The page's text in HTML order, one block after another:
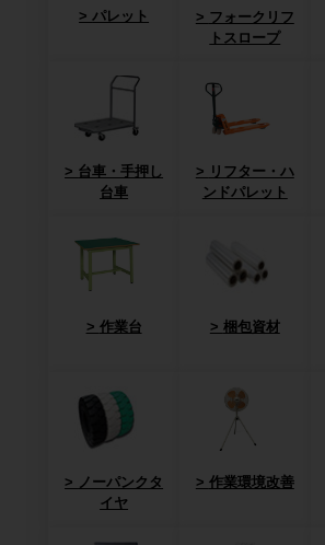
パレット
フォークリフ
トスロープ
台車・手押し
台車
リフター・ハ
ンドパレット
作業台 梱包資材
ノーパンクタ
イヤ
作業環境改善